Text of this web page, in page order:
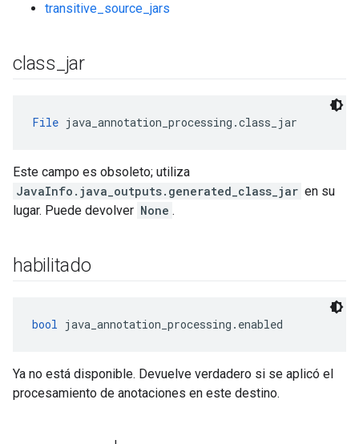
transitive_source_jars
class jar
File java_annotation_processing.class_jar
Este campo es obsoleto; utiliza
JavaInfo.java_outputs.generated_class_jar en su
lugar. Puede devolver None .
habilitado
bool java_annotation_processing.enabled
Ya no está disponible. Devuelve verdadero si se aplicó el
procesamiento de anotaciones en este destino.